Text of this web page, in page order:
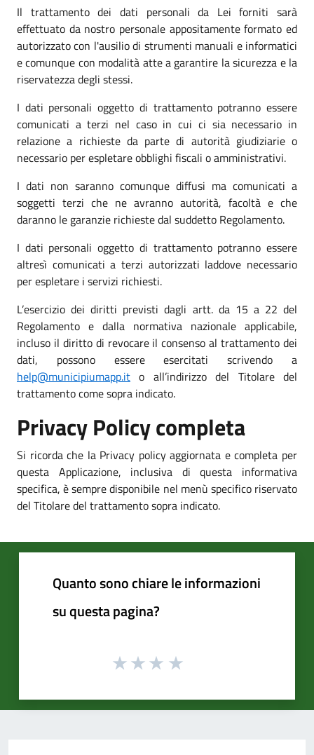
Il trattamento dei dati personali da Lei forniti sarà
effettuato da nostro personale appositamente formato ed
autorizzato con l'ausilio di strumenti manuali e informatici
e comunque con modalità atte a garantire la sicurezza e la
riservatezza degli stessi.
I dati personali oggetto di trattamento potranno essere
comunicati a terzi nel caso in cui ci sia necessario in
relazione a richieste da parte di autorità giudiziarie o
necessario per espletare obblighi fiscali o amministrativi.
I dati non saranno comunque diffusi ma comunicati a
soggetti terzi che ne avranno autorità, facoltà e che
daranno le garanzie richieste dal suddetto Regolamento.
I dati personali oggetto di trattamento potranno essere
altresì comunicati a terzi autorizzati laddove necessario
per espletare i servizi richiesti.
L’esercizio dei diritti previsti dagli artt. da 15 a 22 del
Regolamento e dalla normativa nazionale applicabile,
incluso il diritto di revocare il consenso al trattamento dei
dati, possono essere esercitati scrivendo a
help@municipiumapp.it o all’indirizzo del Titolare del
trattamento come sopra indicato.
Privacy Policy completa
Si ricorda che la Privacy policy aggiornata e completa per
questa Applicazione, inclusiva di questa informativa
specifica, è sempre disponibile nel menù specifico riservato
del Titolare del trattamento sopra indicato.
Quanto sono chiare le informazioni
su questa pagina?